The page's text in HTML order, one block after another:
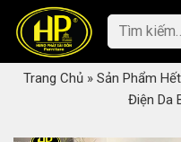
content
Tìm
kiếm:
Trang Chủ » Sản Phẩm
Điện Da